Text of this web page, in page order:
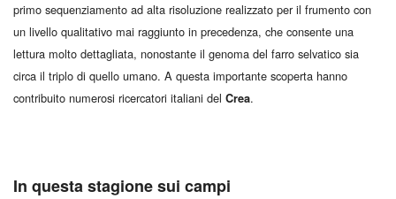
primo sequenziamento ad alta risoluzione realizzato per il frumento con
un livello qualitativo mai raggiunto in precedenza, che consente una
lettura molto dettagliata, nonostante il genoma del farro selvatico sia
circa il triplo di quello umano. A questa importante scoperta hanno
contribuito numerosi ricercatori italiani del Crea.
In questa stagione sui campi